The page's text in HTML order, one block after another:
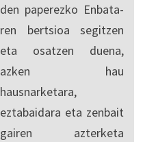
den paperezko Enbata-
ren bertsioa segitzen
eta osatzen duena,
azken hau
hausnarketara,
eztabaidara eta zenbait
gairen azterketa